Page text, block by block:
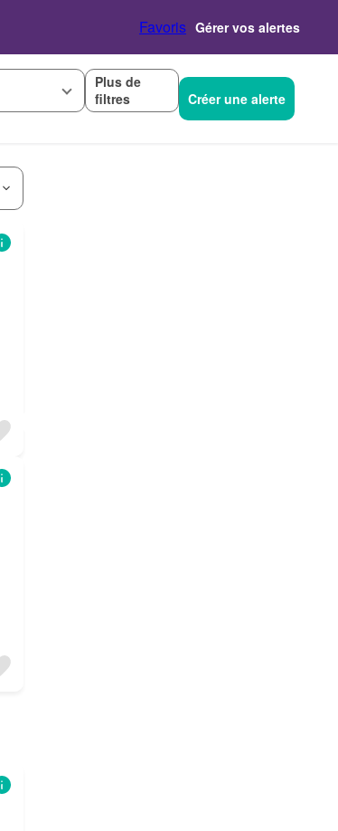
Favoris Gérer vos alertes
Plus de
filtres
Créer une alerte